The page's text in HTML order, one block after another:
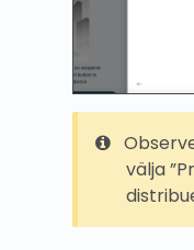
välja